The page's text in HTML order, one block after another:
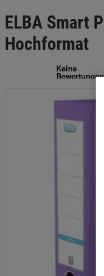
ELBA Smart
Hochformat